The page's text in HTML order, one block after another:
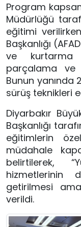
Program
Müdürlüğü
eğitimi
Başkanlığı
ve kurtarma
parçalama ve
Bunun yanında
sürüş teknikleri
Diyarbakır
Başkanlığı
eğitimlerin
müdahale
belirtilerek,
hizmetlerinin
getirilmesi
verildi.